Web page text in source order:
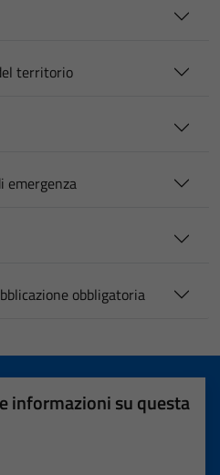
territorio
emergenza
obbligatoria
informazioni su questa